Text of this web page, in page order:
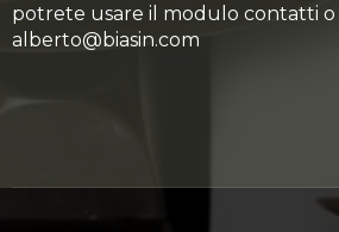
potrete usare il modulo contatti o
alberto@biasin.com